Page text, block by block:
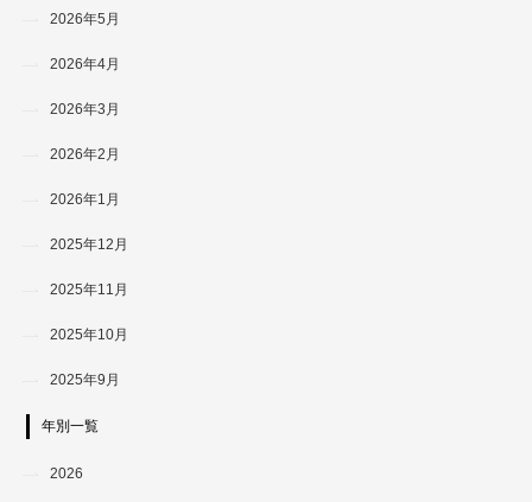
2026年5月
2026年4月
2026年3月
2026年2月
2026年1月
2025年12月
2025年11月
2025年10月
2025年9月
年別一覧
2026